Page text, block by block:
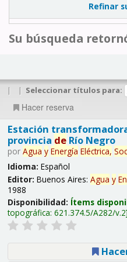
Refinar
Su búsqueda
| | Seleccionar títulos para:
Hacer reserva
Estación
provincia deRío Negro
por Agua y Energía Eléctrica,
Idioma: Español
Editor: Buenos Aires: Agua y
1988
Disponibilidad: Ítems
topográfica: 621.374.5/A282/v.2